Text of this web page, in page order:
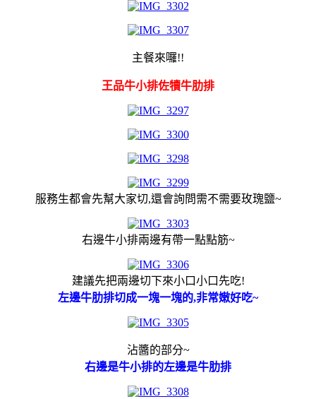
主餐來囉!!
王品牛小排佐犢牛肋排
服務生都會先幫大家切,還會詢問需不需要玫瑰鹽~
右邊牛小排兩邊有帶一點點筋~
建議先把兩邊切下來小口小口先吃!
左邊牛肋排切成一塊一塊的,非常嫩好吃~
沾醬的部分~
右邊是牛小排的左邊是牛肋排